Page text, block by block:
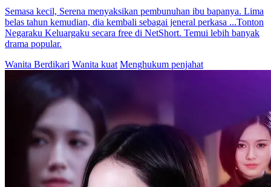
Semasa kecil, Serena menyaksikan pembunuhan ibu bapanya. Lima
belas tahun kemudian, dia kembali sebagai jeneral perkasa ...Tonton
Negaraku Keluargaku secara free di NetShort. Temui lebih banyak
drama popular.
Wanita Berdikari Wanita kuat Menghukum penjahat